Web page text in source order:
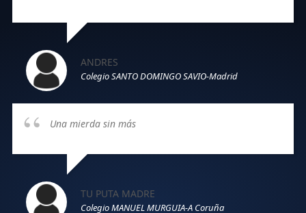
ANDRES
Colegio SANTO DOMINGO SAVIO-Madrid
Una mierda sin más
TU PUTA MADRE
Colegio MANUEL MURGUIA-A Coruña